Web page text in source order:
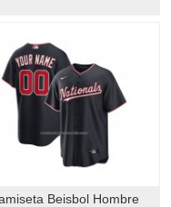
Beisbol Hombre